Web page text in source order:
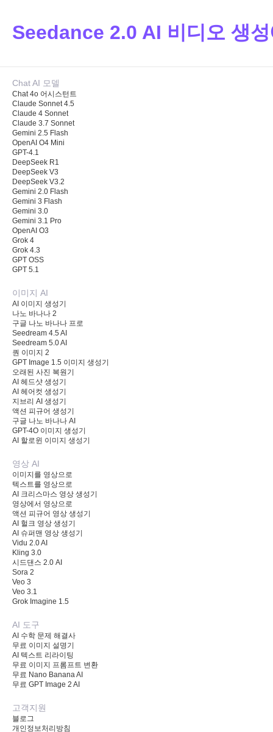
Seedance 2.0 AI 비디오 생
Chat AI 모델
Chat 4o 어시스턴트
Claude Sonnet 4.5
Claude 4 Sonnet
Claude 3.7 Sonnet
Gemini 2.5 Flash
OpenAI O4 Mini
GPT-4.1
DeepSeek R1
DeepSeek V3
DeepSeek V3.2
Gemini 2.0 Flash
Gemini 3 Flash
Gemini 3.0
Gemini 3.1 Pro
OpenAI O3
Grok 4
Grok 4.3
GPT OSS
GPT 5.1
이미지 AI
AI 이미지 생성기
나노 바나나 2
구글 나노 바나나 프로
Seedream 4.5 AI
Seedream 5.0 AI
퀀 이미지 2
GPT Image 1.5 이미지 생성기
오래된 사진 복원기
AI 헤드샷 생성기
AI 헤어컷 생성기
지브리 AI 생성기
액션 피규어 생성기
구글 나노 바나나 AI
GPT-4O 이미지 생성기
AI 할로윈 이미지 생성기
영상 AI
이미지를 영상으로
텍스트를 영상으로
AI 크리스마스 영상 생성기
영상에서 영상으로
액션 피규어 영상 생성기
AI 헐크 영상 생성기
AI 슈퍼맨 영상 생성기
Vidu 2.0 AI
Kling 3.0
시드댄스 2.0 AI
Sora 2
Veo 3
Veo 3.1
Grok Imagine 1.5
AI 도구
AI 수학 문제 해결사
무료 이미지 설명기
AI 텍스트 리라이팅
무료 이미지 프롬프트 변환
무료 Nano Banana AI
무료 GPT Image 2 AI
고객지원
블로그
개인정보처리방침